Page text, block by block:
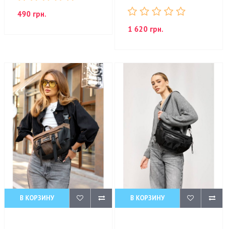
490 грн.
1 620 грн.
В КОРЗИНУ В КОРЗИНУ